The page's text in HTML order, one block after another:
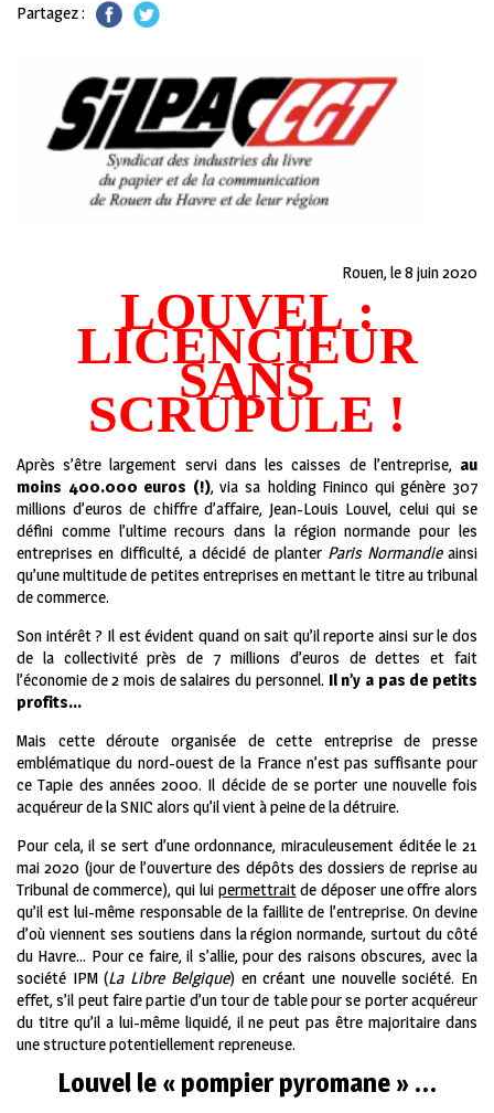
Partagez :
Rouen, le 8 juin 2020
LOUVEL :
LICENCIEUR
SANS
SCRUPULE !
Après s’être largement servi dans les caisses de l’entreprise, au
moins 400.000 euros (!), via sa holding Fininco qui génère 307
millions d’euros de chiffre d’affaire, Jean-Louis Louvel, celui qui se
défini comme l’ultime recours dans la région normande pour les
entreprises en difficulté, a décidé de planter Paris Normandieainsi
qu’une multitude de petites entreprises en mettant le titre au tribunal
de commerce.
Son intérêt ? Il est évident quand on sait qu’il reporte ainsi sur le dos
de la collectivité près de 7 millions d’euros de dettes et fait
l’économie de 2 mois de salaires du personnel. Il n’y a pas de petits
profits…
Mais cette déroute organisée de cette entreprise de presse
emblématique du nord-ouest de la France n’est pas suffisante pour
ce Tapie des années 2000. Il décide de se porter une nouvelle fois
acquéreur de la SNIC alors qu’il vient à peine de la détruire.
Pour cela, il se sert d’une ordonnance, miraculeusement éditée le 21
mai 2020 (jour de l’ouverture des dépôts des dossiers de reprise au
Tribunal de commerce), qui lui permettraitde déposer une offre alors
qu’il est lui-même responsable de la faillite de l’entreprise. On devine
d’où viennent ses soutiens dans la région normande, surtout du côté
du Havre… Pour ce faire, il s’allie, pour des raisons obscures, avec la
société IPM (La Libre Belgique) en créant une nouvelle société. En
effet, s’il peut faire partie d’un tour de table pour se porter acquéreur
du titre qu’il a lui-même liquidé, il ne peut pas être majoritaire dans
une structure potentiellement repreneuse.
Louvel le « pompier pyromane » …